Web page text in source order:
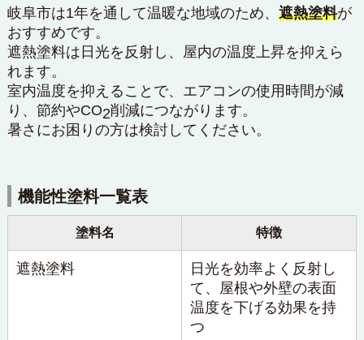
岐阜市は1年を通して温暖な地域のため、 遮熱塗料が
おすすめです。
遮熱塗料は日光を反射し、屋内の温度上昇を抑えら
れます。
室内温度を抑えることで、エアコンの使用時間が減
り、節約やCO2削減につながります。
暑さにお困りの方は検討してください。
機能性塗料一覧表
塗料名 特徴
遮熱塗料
日光を効率よく反射し
て、屋根や外壁の表面
温度を下げる効果を持
つ